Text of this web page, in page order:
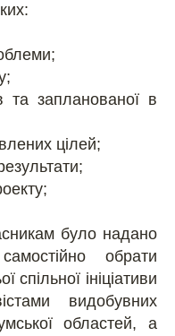
та запланованої в
цілей;
було надано
обрати
ініціативи
видобувних
областей, а